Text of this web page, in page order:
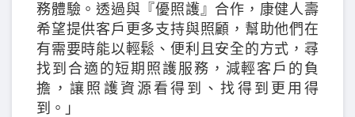
務體驗。透過與『優照護』合作，康健人壽
希望提供客戶更多支持與照顧，幫助他們在
有需要時能以輕鬆、便利且安全的方式，尋
找到合適的短期照護服務，減輕客戶的負
擔，讓照護資源看得到、找得到更用得
到。」